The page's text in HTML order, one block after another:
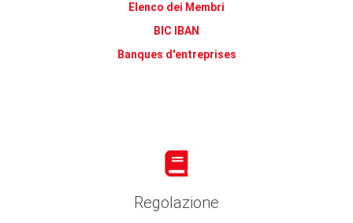
Elenco dei Membri
BIC IBAN
Banques d'entreprises
Regolazione